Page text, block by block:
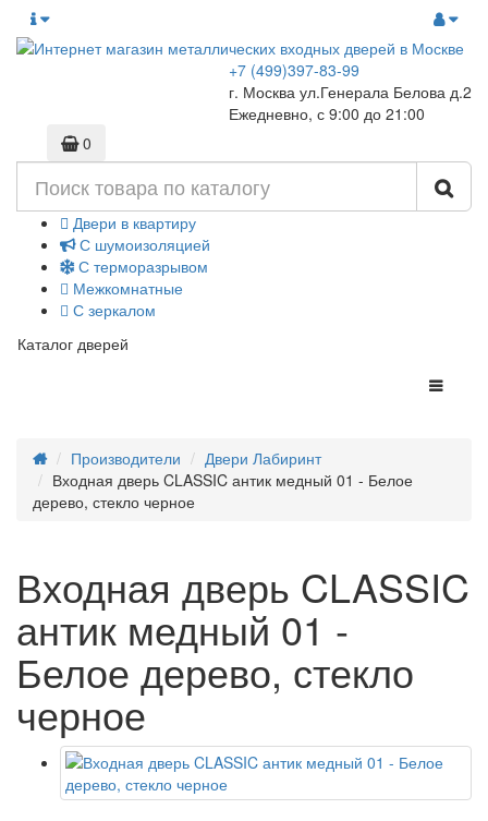
+7 (499)397-83-99
г. Москва ул.Генерала Белова д.2
Ежедневно, с 9:00 до 21:00
0
Двери в квартиру
С шумоизоляцией
С терморазрывом
Межкомнатные
С зеркалом
Каталог дверей
Производители
Двери Лабиринт
Входная дверь CLASSIC антик медный 01 - Белое
дерево, стекло черное
Входная дверь CLASSIC
антик медный 01 -
Белое дерево, стекло
черное